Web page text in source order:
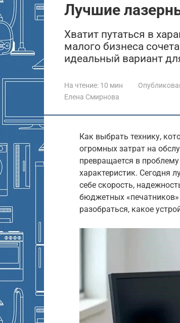
Лучшие
Хватит путаться в
малого бизнеса
идеальный вариант
На чтение: 10 мин
Елена Смирнова
Как выбрать технику,
огромных затрат на
превращается в
характеристик. Сегодня
себе скорость,
бюджетных
разобраться, какое